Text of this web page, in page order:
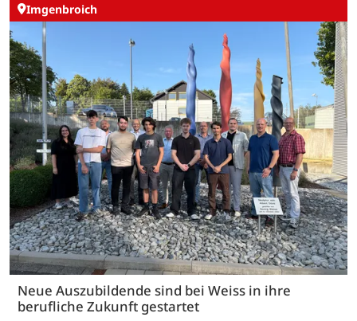
Imgenbroich
Neue Auszubildende sind bei Weiss in ihre
berufliche Zukunft gestartet